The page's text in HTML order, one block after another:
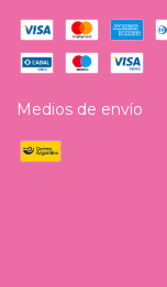
Medios de envío